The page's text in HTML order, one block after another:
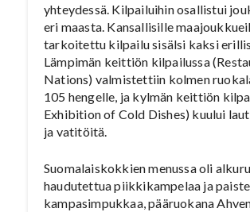
yhteydessä. Kilpailuihin osallistui
eri maasta. Kansallisille
tarkoitettu kilpailu sisälsi kaksi
Lämpimän keittiön kilpailussa
Nations) valmistettiin kolmen
105 hengelle, ja kylmän keittiön
Exhibition of Cold Dishes) kuului
ja vatitöitä.
Suomalaiskokkien menussa oli
haudutettua piikkikampelaa ja
kampasimpukkaa, pääruokana